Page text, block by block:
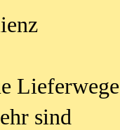
Lieferwege
sind